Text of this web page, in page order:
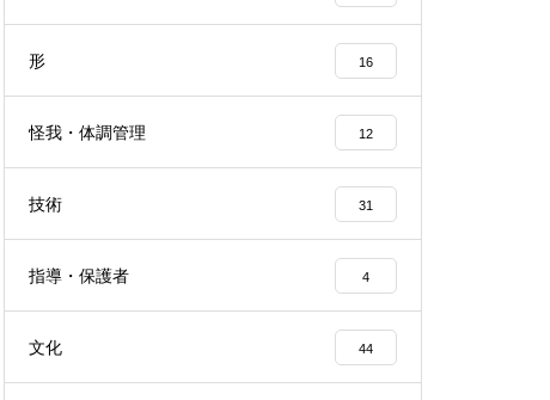
形 16
怪我・体調管理 12
技術 31
指導・保護者 4
文化 44